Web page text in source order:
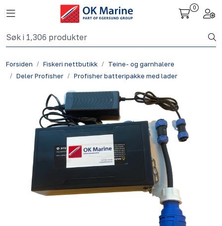
Skip to main content
Toggle navigation
0
Forsiden Fiskeri nettbutikk
Teine- og garnhalere
Deler Profisher
Profisher batteripakke med lader
Fiskeri nettbutikk
Havbruk
Kontakt